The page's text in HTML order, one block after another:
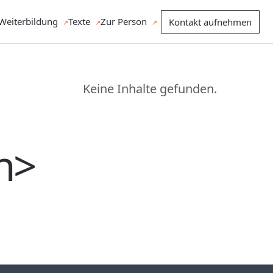
Texte Zur Person Kontakt aufnehmen
Keine Inhalte gefunden.